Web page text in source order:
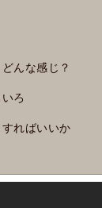
んな感じ？
ろ
ればいいか